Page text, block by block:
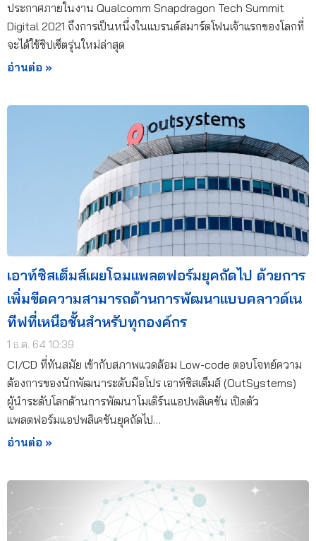
ประกาศภายในงาน Qualcomm Snapdragon Tech Summit
Digital 2021 ถึงการเป็นหนึ่งในแบรนด์สมาร์ตโฟนเจ้าแรกของโลกที่
จะได้ใช้ชิปเซ็ตรุ่นใหม่ล่าสุด
อ่านต่อ »
เอาท์ซิสเต็มส์เผยโฉมแพลตฟอร์มยุคถัดไป ด้วยการ
เพิ่มขีดความสามารถด้านการพัฒนาแบบคลาวด์เน
ทีฟที่เหนือชั้นสำหรับทุกองค์กร
1 ธ.ค. 64 10:39
CI/CD ที่ทันสมัย เข้ากับสภาพแวดล้อม Low-code ตอบโจทย์ความ
ต้องการของนักพัฒนาระดับมือโปร เอาท์ซิสเต็มส์ (OutSystems)
ผู้นำระดับโลกด้านการพัฒนาโมเดิร์นแอปพลิเคชัน เปิดตัว
แพลตฟอร์มแอปพลิเคชันยุคถัดไป…
อ่านต่อ »